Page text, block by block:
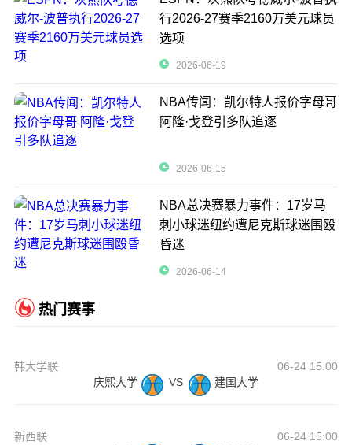
行2026-27赛季2160万美元球员
选项
2026-06-19
NBA传闻：凯尔特人报价字母哥
阿隆·戈登引多队追逐
2026-06-15
NBA总决赛暴力事件：17岁马
刺小球迷纽约遭尼克斯球迷围殴
昏迷
2026-06-14
热门赛事
韩大学联
06-24 15:00
庆熙大学
VS 建国大学
新西联
06-24 15:00